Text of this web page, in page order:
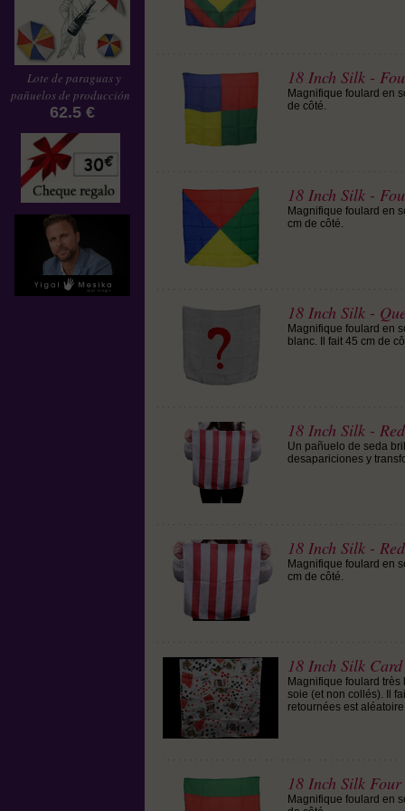
Lote de paraguas y
pañuelos de producción
62.5 €
18 Inch Silk -
Magnifique foulard en
de côté.
18 Inch Silk -
Magnifique foulard en
cm de côté.
18 Inch Silk -
Magnifique foulard en
blanc. Il fait 45 cm de
18 Inch Silk -
Un pañuelo de seda
desapariciones y
18 Inch Silk -
Magnifique foulard en
cm de côté.
18 Inch Silk Card
Magnifique foulard
soie (et non collés). Il
retournées est
18 Inch Silk
Magnifique foulard en